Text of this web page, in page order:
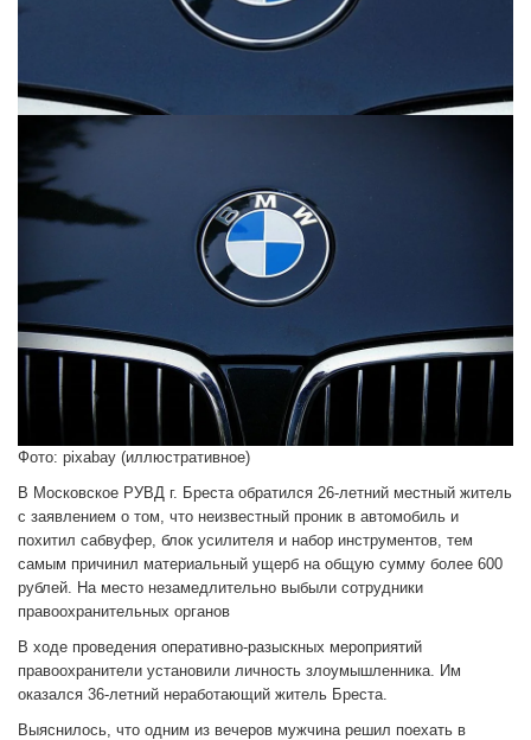
Фото: pixabay (иллюстративное)
В Московское РУВД г. Бреста обратился 26-летний местный житель
с заявлением о том, что неизвестный проник в автомобиль и
похитил сабвуфер, блок усилителя и набор инструментов, тем
самым причинил материальный ущерб на общую сумму более 600
рублей. На место незамедлительно выбыли сотрудники
правоохранительных органов
В ходе проведения оперативно-разыскных мероприятий
правоохранители установили личность злоумышленника. Им
оказался 36-летний неработающий житель Бреста.
Выяснилось, что одним из вечеров мужчина решил поехать в